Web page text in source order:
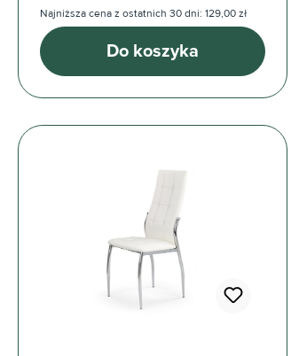
Najniższa cena z ostatnich 30 dni: 129,00 zł
Do koszyka